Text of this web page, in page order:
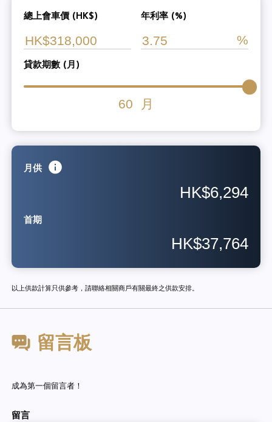
總上會車價 (HK$) 年利率 (%)
貸款期數 (月)
60 月
月供
HK$6,294
首期
HK$37,764
以上供款計算只供參考，請聯絡相關商戶有關最終之供款安排。
留言板
成為第一個留言者！
留言